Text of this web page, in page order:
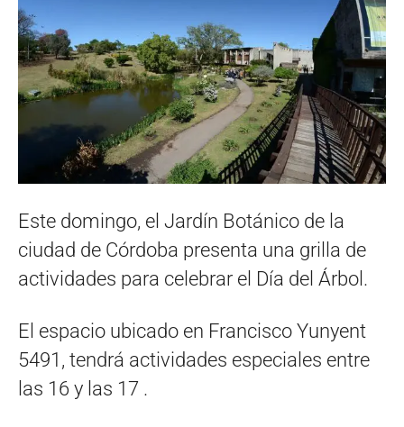
Este domingo, el Jardín Botánico de la
ciudad de Córdoba presenta una grilla de
actividades para celebrar el Día del Árbol.
El espacio ubicado en Francisco Yunyent
5491, tendrá actividades especiales entre
las 16 y las 17 .